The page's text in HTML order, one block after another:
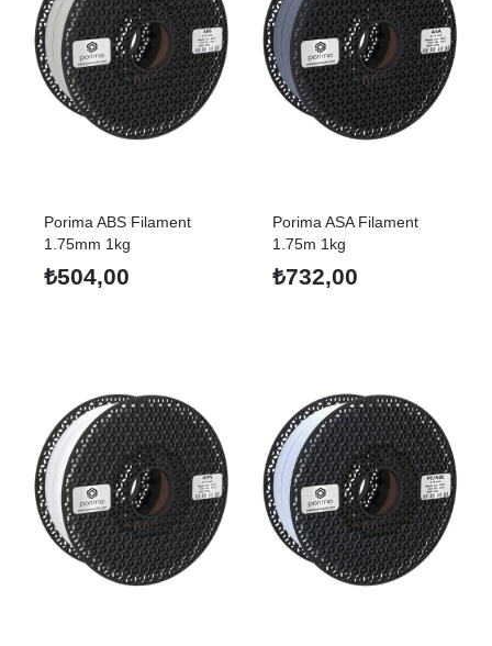
Porima ABS Filament
1.75mm 1kg
₺504,00
Porima ASA Filament
1.75m 1kg
₺732,00